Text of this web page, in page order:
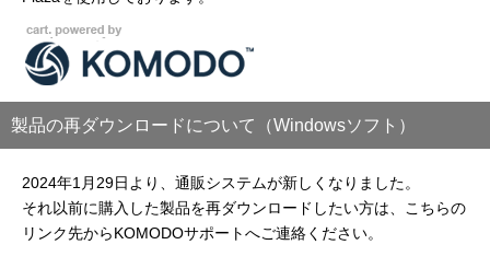
製品の再ダウンロードについて（Windowsソフト）
2024年1月29日より、通販システムが新しくなりました。
それ以前に購入した製品を再ダウンロードしたい方は、こちらの
リンク先からKOMODOサポートへご連絡ください。